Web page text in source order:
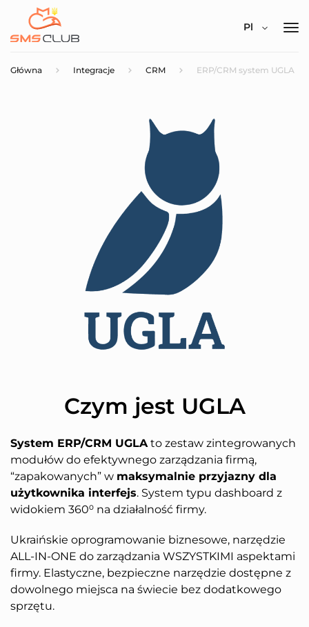
Pl
Główna Integracje CRM ERP/CRM system UGLA
Czym jest UGLA
System ERP/CRM UGLAto zestaw zintegrowanych
modułów do efektywnego zarządzania firmą,
“zapakowanych” w maksymalnie przyjazny dla
użytkownika interfejs. System typu dashboard z
widokiem 360⁰ na działalność firmy.
Ukraińskie oprogramowanie biznesowe, narzędzie
ALL-IN-ONE do zarządzania WSZYSTKIMI aspektami
firmy. Elastyczne, bezpieczne narzędzie dostępne z
dowolnego miejsca na świecie bez dodatkowego
sprzętu.